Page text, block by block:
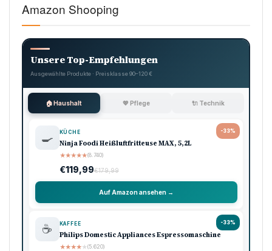
Amazon Shooping
Unsere Top-Empfehlungen
Ausgewählte Produkte · Preisklasse 90–120 €
🏠 Haushalt 💖 Pflege 🔌 Technik
-33%
🍳 KÜCHE
Ninja Foodi Heißluftfritteuse MAX, 5,2L
★★★★★(8.740)
€119,99€179,99
Auf Amazon ansehen →
-33%
☕ KAFFEE
Philips Domestic Appliances Espressomaschine
★★★★★(5.620)